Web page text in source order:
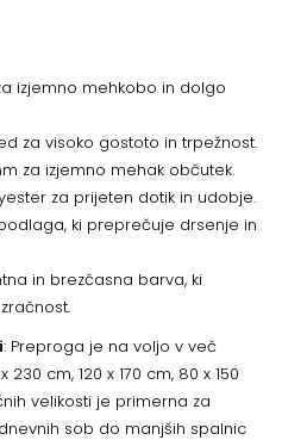
izjemno mehkobo in dolgo
za visoko gostoto in trpežnost.
za izjemno mehak občutek.
za prijeten dotik in udobje.
ki preprečuje drsenje in
in brezčasna barva, ki
: Preproga je na voljo v več
cm, 120 x 170 cm, 80 x 150
velikosti je primerna za
sob do manjših spalnic